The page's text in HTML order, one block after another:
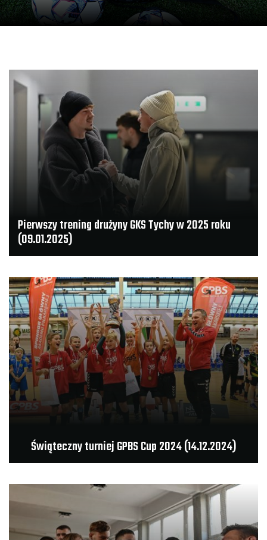
a
Pierwszy trening drużyny GKS Tychy w 2025 roku
(09.01.2025)
Świąteczny turniej GPBS Cup 2024 (14.12.2024)